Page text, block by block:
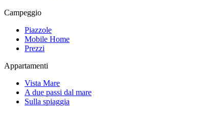
Campeggio
Piazzole
Mobile Home
Prezzi
Appartamenti
Vista Mare
A due passi dal mare
Sulla spiaggia